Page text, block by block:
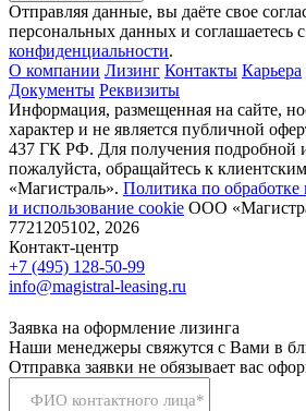
Отправляя данные, вы даёте свое
персональных данных и соглашаетесь
конфиденциальности.
О компании Лизинг Контакты Карьера
Документы Реквизиты
Информация, размещенная на сайте,
характер и не является публичной
437 ГК РФ. Для получения подробной
пожалуйста, обращайтесь к
«Магистраль». Политика по
и использование сookie ООО
7721205102, 2026
Контакт-центр
+7 (495) 128-50-99
info@magistral-leasing.ru
Заявка на оформление лизинга
Наши менеджеры свяжутся с Вами в
Отправка заявки не обязывает вас
ФИО контактного лица*